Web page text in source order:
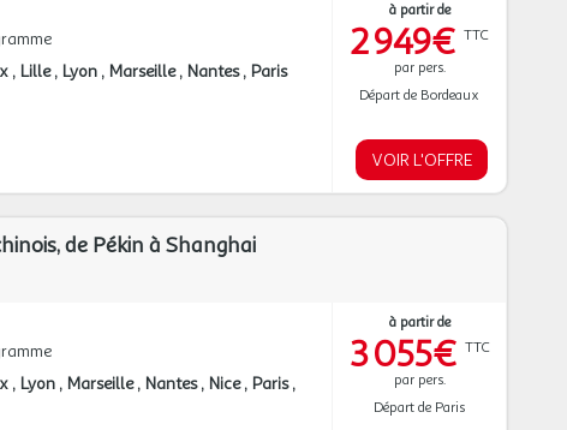
Lille Lyon Marseille Nantes Paris
à partir de
2 949€ TTC
par pers.
Départ de Bordeaux
VOIR L'OFFRE
de Pékin à Shanghai
Lyon Marseille Nantes Nice Paris
à partir de
3 055€ TTC
par pers.
Départ de Paris